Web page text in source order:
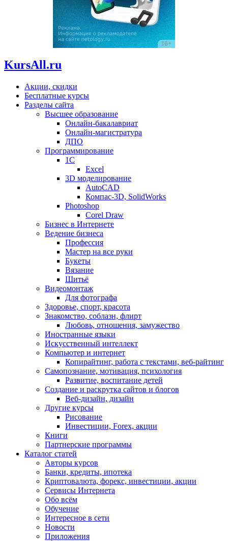
KursAll.ru
Акции, скидки
Бесплатные курсы
Разделы сайта
Высшее образование
Онлайн-бакалавриат
Онлайн-магистратура
ДПО
Программирование
1С
Excel
3D моделирование
AutoCAD
Компас-3D, SolidWorks
Photoshop
Corel Draw
Бизнес в Интернете
Ведение бизнеса
Профессия
Мастер на все руки
Букеты
Вязание
Шитьё
Видеомонтаж
Для фотографа
Здоровье, спорт, красота
Знакомство, соблазн, флирт
Любовь, отношения, замужество
Иностранные языки
Искусственный интеллект
Компьютер и интернет
Копирайтинг, работа с текстами, веб-райтинг
Самопознание, мотивация, психология
Развитие, воспитание детей
Создание и раскрутка сайтов и блогов
Веб-дизайн, дизайн
Другие курсы
Рисование
Инвестиции, Forex, акции
Книги
Партнерские программы
Каталог статей
Авторы курсов
Банки, кредиты, ипотека
Криптовалюта, форекс, инвестиции, акции
Сервисы Интернета
Обо всём
Обучение
Интересное в сети
Новости
Приложения